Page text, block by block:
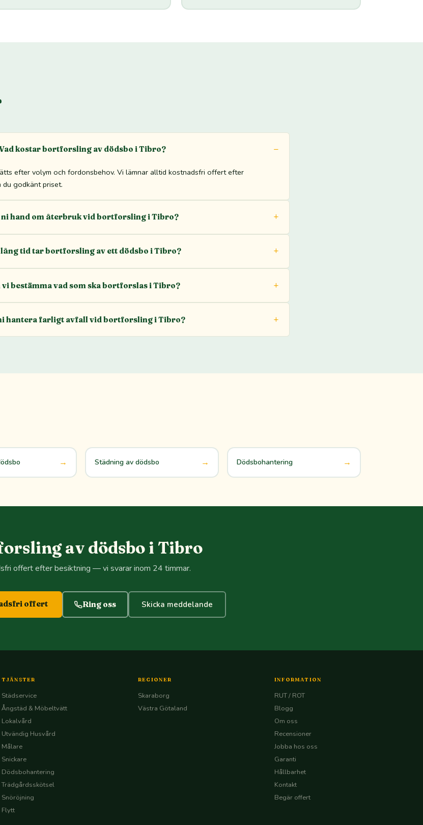
kostar bortforsling av dödsbo i Tibro?
efter volym och fordonsbehov. Vi lämnar alltid kostnadsfri offert efter
godkänt priset.
ni hand om återbruk vid bortforsling i Tibro?
tid tar bortforsling av ett dödsbo i Tibro?
vi bestämma vad som ska bortforslas i Tibro?
hantera farligt avfall vid bortforsling i Tibro?
→ Städning av dödsbo → Dödsbohantering →
av dödsbo i Tibro
offert efter besiktning — vi svarar inom 24 timmar.
offert Ring oss Skicka meddelande
TJÄNSTER
Städservice
Ångstäd & Möbeltvätt
Lokalvård
Utvändig Husvård
Målare
Snickare
Dödsbohantering
Trädgårdsskötsel
Snöröjning
Flytt
REGIONER
Skaraborg
Västra Götaland
INFORMATION
RUT / ROT
Blogg
Om oss
Recensioner
Jobba hos oss
Garanti
Hållbarhet
Kontakt
Begär offert